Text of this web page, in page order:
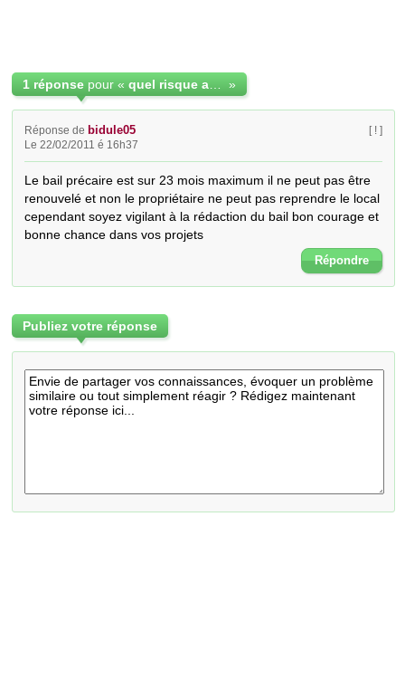
1 réponse pour « »
Réponse de bidule05
Le 22/02/2011 é 16h37
[ ! ]
Le bail précaire est sur 23 mois maximum il ne peut pas être
renouvelé et non le propriétaire ne peut pas reprendre le local
cependant soyez vigilant à la rédaction du bail bon courage et
bonne chance dans vos projets
Répondre
Publiez votre réponse